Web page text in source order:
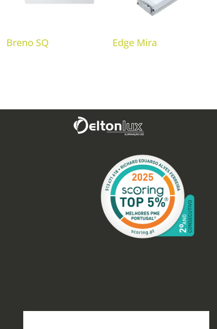
Breno SQ Edge Mira